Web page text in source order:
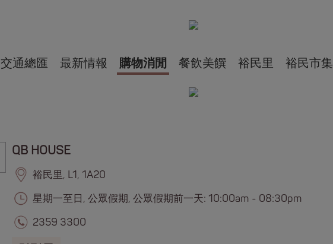
交通總匯 最新情報 購物消閒 餐飲美饌 裕民里 裕民市集
QB HOUSE
裕民里, L1, 1A20
星期一至日, 公眾假期, 公眾假期前一天: 10:00am - 08:30pm
2359 3300